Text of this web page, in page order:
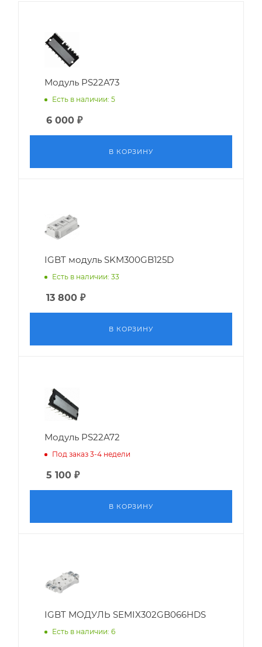
Модуль PS22A73
Есть в наличии: 5
6 000 ₽
В КОРЗИНУ
IGBT модуль SKM300GB125D
Есть в наличии: 33
13 800 ₽
В КОРЗИНУ
Модуль PS22A72
Под заказ 3-4 недели
5 100 ₽
В КОРЗИНУ
IGBT МОДУЛЬ SEMIX302GB066HDS
Есть в наличии: 6